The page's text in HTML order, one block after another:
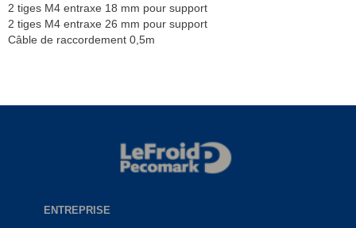
2 tiges M4 entraxe 18 mm pour support
2 tiges M4 entraxe 26 mm pour support
Câble de raccordement 0,5m
ENTREPRISE